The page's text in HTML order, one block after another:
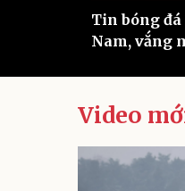
Tin bóng đá
Nam, vắng
Video